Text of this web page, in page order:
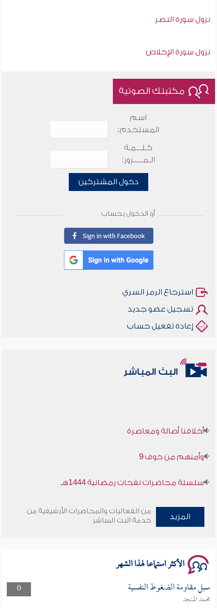
نزول سورة النصر
نزول سورة الإخلاص
مكتبتك الصوتية
اسم
المستخدم:
كـلـــمـة
الـمـــــرور:
دخول المشتركين
أو الدخول بحساب
استرجاع الرمز السري
تسجيل عضو جديد
إعادة تفعيل حساب
البث المباشر
وأمنهم من خوف 9
المزيد
من الفعاليات والمحاضرات الأرشيفية من
خدمة البث المباشر
الأكثر استماعا لهذا الشهر
0 سبل مقاومة الضغوط النفسية
محمد المنجد